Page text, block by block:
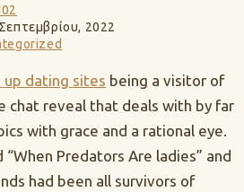
2022
up dating sites being a visitor of
chat reveal that deals with by far
with grace and a rational eye.
Predators Are ladies” and
had been all survivors of